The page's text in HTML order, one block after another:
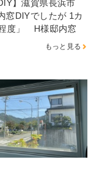
】滋賀県長浜市
窓DIYでしたが 1カ
度」 H様邸内窓
もっと見る